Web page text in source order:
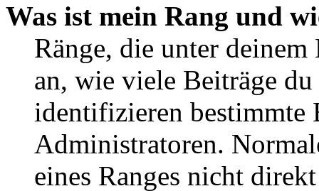
Was ist mein Rang und
Ränge, die unter deinem
an, wie viele Beiträge
identifizieren bestimmte
Administratoren.
eines Ranges nicht